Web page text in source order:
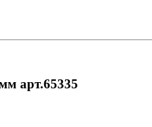
арт.65335